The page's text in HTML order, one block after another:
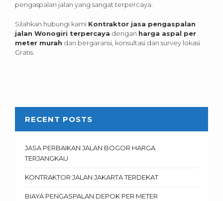
pengaspalan jalan yang sangat terpercaya.
Silahkan hubungi kami Kontraktor jasa pengaspalan
jalan Wonogiri terpercaya dengan harga aspal per
meter murah dan bergaransi, konsultasi dan survey lokasi
Gratis.
RECENT POSTS
JASA PERBAIKAN JALAN BOGOR HARGA
TERJANGKAU
KONTRAKTOR JALAN JAKARTA TERDEKAT
BIAYA PENGASPALAN DEPOK PER METER